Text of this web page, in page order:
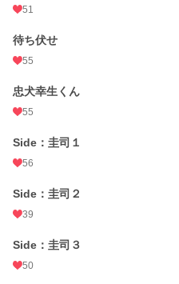
51
待ち伏せ
55
忠犬幸生くん
55
Side：圭司１
56
Side：圭司２
39
Side：圭司３
50